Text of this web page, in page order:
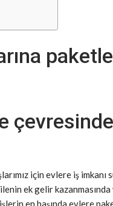
için evlere iş imkanı
ek gelir kazanmasında
en başında evlere